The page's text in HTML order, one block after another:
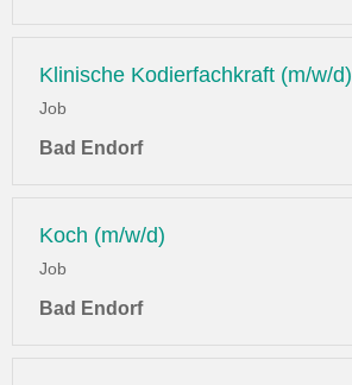
Klinische Kodierfachkraft (m/w/d)
Job
Bad Endorf
Koch (m/w/d)
Job
Bad Endorf